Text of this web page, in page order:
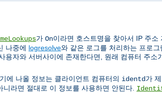
가 On이라면 호스트명을 찾아서 IP 주
나중에 logresolve와 같은 로그를 처리하는 프로
자와 서버사이에 존재한다면, 원래 컴퓨터 주소
에 나올 정보는 클라이언트 컴퓨터의 identd가
라면 절대로 이 정보를 사용하면 안된다.